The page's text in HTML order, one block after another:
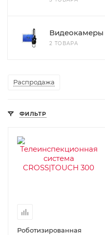
Видеокамеры
2 ТОВАРА
Распродажа
ФИЛЬТР
Роботизированная